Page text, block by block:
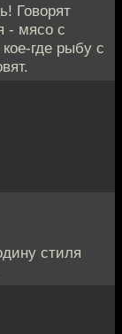
Говорят
- мясо с
где рыбу с
стиля